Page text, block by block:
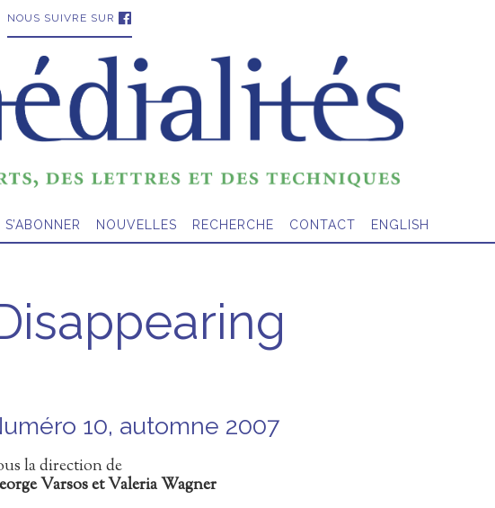
NOUS SUIVRE SUR
S’ABONNER NOUVELLES RECHERCHE CONTACT ENGLISH
10, automne 2007
la direction de
Varsos et Valeria Wagner